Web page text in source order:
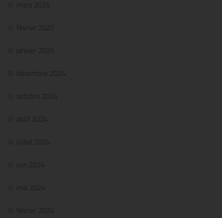
mars 2025
février 2025
janvier 2025
décembre 2024
octobre 2024
août 2024
juillet 2024
juin 2024
mai 2024
février 2024